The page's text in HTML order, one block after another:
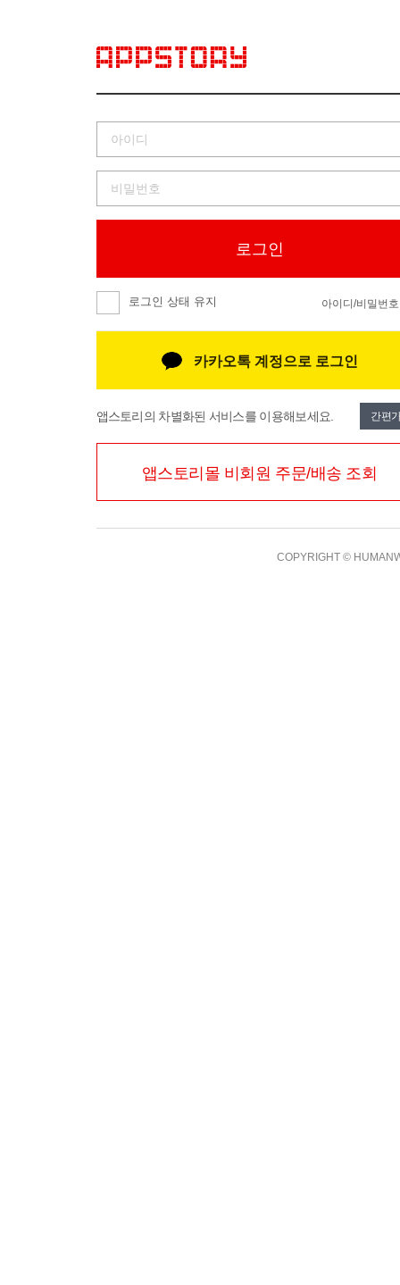
로그인
로그인 상태 유지 아이디/비밀번
카카오톡 계정으로 로그인
앱스토리의 차별화된 서비스를 이용해보세요. 간편
앱스토리몰 비회원 주문/배송 조회
COPYRIGHT ©